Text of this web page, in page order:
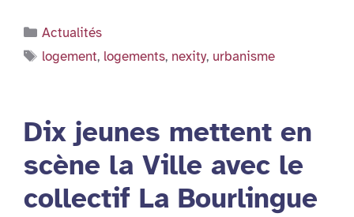
Catégories
Actualités
Étiquettes
logement, logements, nexity, urbanisme
Dix jeunes mettent en
scène la Ville avec le
collectif La Bourlingue